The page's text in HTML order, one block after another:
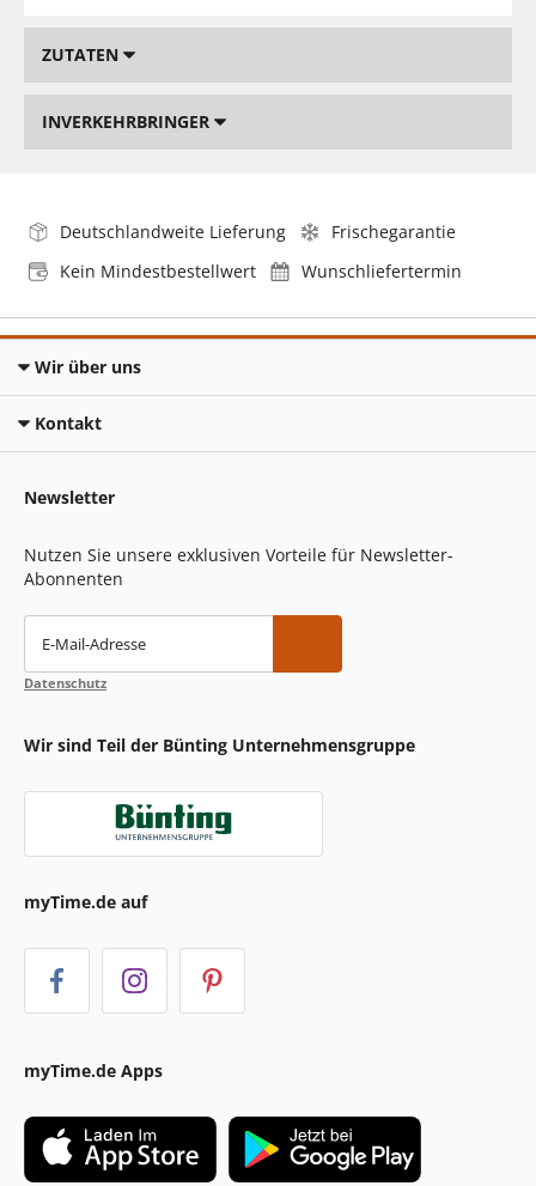
ZUTATEN
INVERKEHRBRINGER
Deutschlandweite Lieferung
Frischegarantie
Kein Mindestbestellwert
Wunschliefertermin
Wir über uns
Kontakt
Newsletter
Nutzen Sie unsere exklusiven Vorteile für Newsletter-
Abonnenten
E-Mail-Adresse
Datenschutz
Wir sind Teil der Bünting Unternehmensgruppe
myTime.de auf
myTime.de Apps